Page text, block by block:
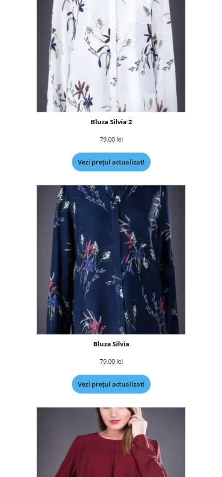
Bluza Silvia 2
79,00 lei
Vezi prețul actualizat!
Bluza Silvia
79,00 lei
Vezi prețul actualizat!